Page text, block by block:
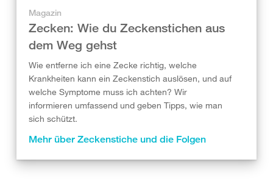
Magazin
Zecken: Wie du Zeckenstichen aus
dem Weg gehst
Wie entferne ich eine Zecke richtig, welche
Krankheiten kann ein Zeckenstich auslösen, und auf
welche Symptome muss ich achten? Wir
informieren umfassend und geben Tipps, wie man
sich schützt.
Mehr über Zeckenstiche und die Folgen